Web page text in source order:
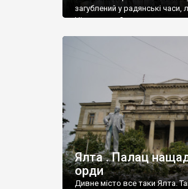
загублений у радянські
Ніжин греки?
Ялта . Палац
орди
Дивне місто все таки Ялта.